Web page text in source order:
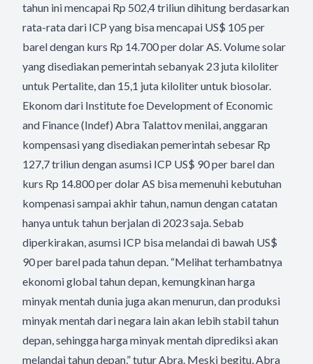
tahun ini mencapai Rp 502,4 triliun dihitung berdasarkan
rata-rata dari ICP yang bisa mencapai US$ 105 per
barel dengan kurs Rp 14.700 per dolar AS. Volume solar
yang disediakan pemerintah sebanyak 23 juta kiloliter
untuk Pertalite, dan 15,1 juta kiloliter untuk biosolar.
Ekonom dari Institute foe Development of Economic
and Finance (Indef) Abra Talattov menilai, anggaran
kompensasi yang disediakan pemerintah sebesar Rp
127,7 triliun dengan asumsi ICP US$ 90 per barel dan
kurs Rp 14.800 per dolar AS bisa memenuhi kebutuhan
kompenasi sampai akhir tahun, namun dengan catatan
hanya untuk tahun berjalan di 2023 saja. Sebab
diperkirakan, asumsi ICP bisa melandai di bawah US$
90 per barel pada tahun depan. “Melihat terhambatnya
ekonomi global tahun depan, kemungkinan harga
minyak mentah dunia juga akan menurun, dan produksi
minyak mentah dari negara lain akan lebih stabil tahun
depan, sehingga harga minyak mentah diprediksi akan
melandai tahun depan,” tutur Abra. Meski begitu, Abra